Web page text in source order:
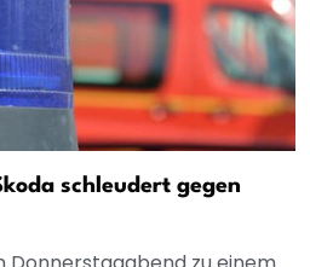
schleudert gegen